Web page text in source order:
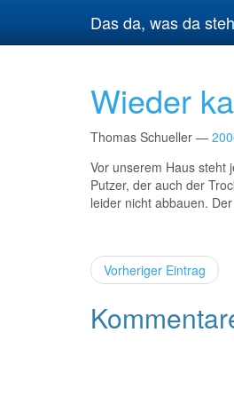
Hauptinhalt
Das da, was da
Wieder
Thomas Schueller
Vor unserem Haus steht
Putzer, der auch der
leider nicht abbauen.
Vorheriger Eintrag